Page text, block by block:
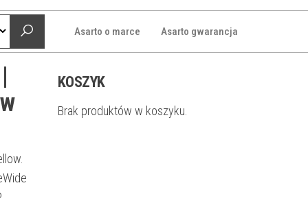
Asarto o marce Asarto gwarancja
KOSZYK
Brak produktów w koszyku.